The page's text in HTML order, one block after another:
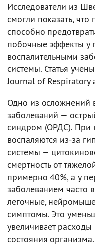
Исследователи из
смогли показать,
способно
побочные эффекты у
воспалительными
системы. Статья
Journal of Respiratory
Одно из осложнений
заболеваний —
синдром (ОРДС). При
воспаляются из-за
системы —
смертность от
примерно 40%, а у
заболеванием часто
легочные,
симптомы. Это
увеличивает
состояния организма.